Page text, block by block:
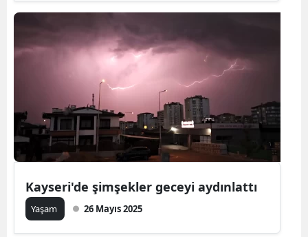
Kayseri'de şimşekler geceyi aydınlattı
Yaşam 26 Mayıs 2025